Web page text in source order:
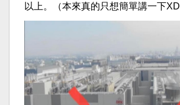
以上。（本來真的只想簡單講一下XD